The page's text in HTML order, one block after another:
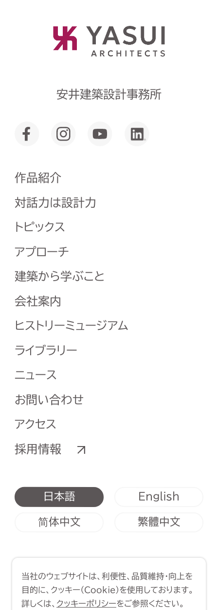
安井建築設計事務所
作品紹介
対話力は設計力
トピックス
アプローチ
建築から学ぶこと
会社案内
ヒストリーミュージアム
ライブラリー
ニュース
お問い合わせ
アクセス
採用情報
日本語 English
简体中文 繁體中文
Copyright (C) 1998-2026 Yasui
Architects & Engineers, Inc.
当社のウェブサイトは、利便性、品質維持・向上を
目的に、クッキー（Cookie）を使用しております。
詳しくは、 クッキーポリシーをご参照ください。